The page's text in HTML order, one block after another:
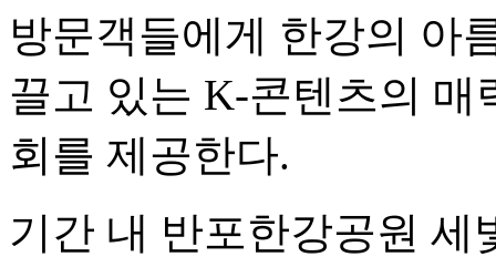
방문객들에게 한강의 아
끌고 있는 K-콘텐츠의 매
회를 제공한다.
기간 내 반포한강공원 세